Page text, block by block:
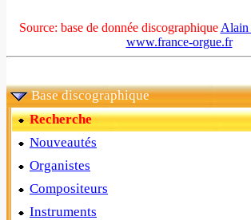
Source: base de donnée discographique
www.france-orgue.fr
Base discographique
Recherche
Nouveautés
Organistes
Compositeurs
Instruments